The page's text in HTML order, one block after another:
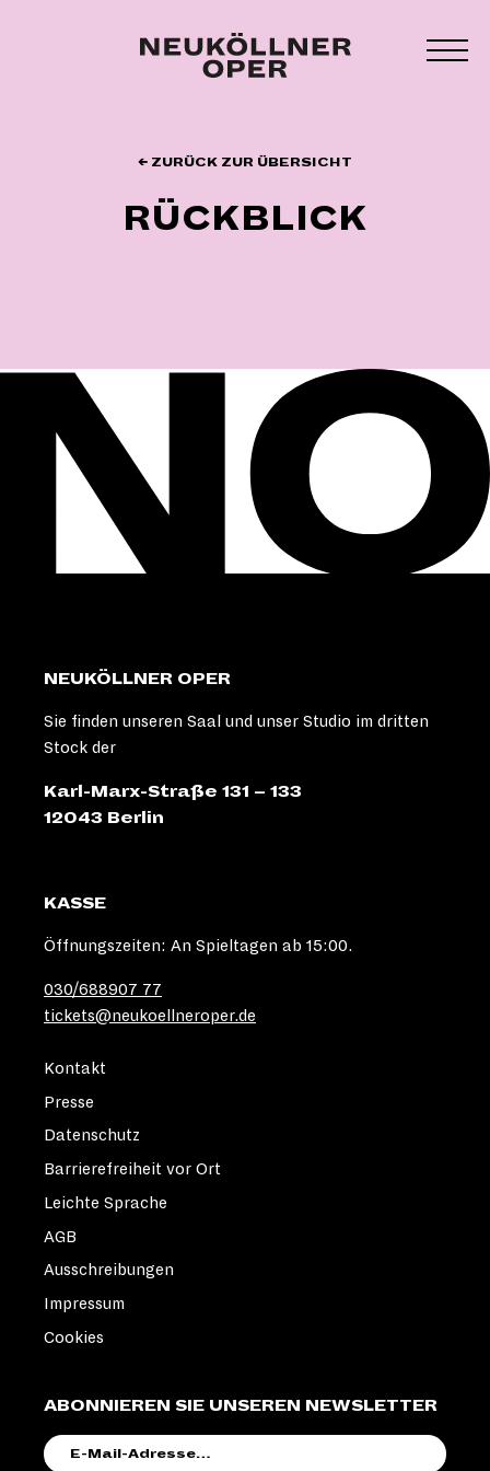
← ZURÜCK ZUR ÜBERSICHT
RÜCKBLICK
NEUKÖLLNER OPER
Sie finden unseren Saal und unser Studio im dritten
Stock der
Karl-Marx-Straße 131 – 133
12043 Berlin
KASSE
Öffnungszeiten: An Spieltagen ab 15:00.
030/688907 77
tickets@neukoellneroper.de
ABONNIEREN SIE UNSEREN NEWSLETTER
MAIL-
Kontakt
Presse
Datenschutz
Barrierefreiheit vor Ort
Leichte Sprache
AGB
Ausschreibungen
Impressum
Cookies